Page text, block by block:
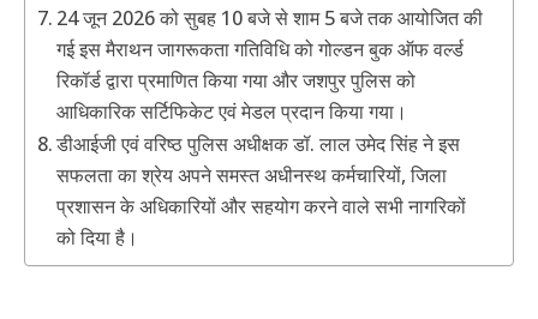
24 जून 2026 को सुबह 10 बजे से शाम 5 बजे तक आयोजित की
गई इस मैराथन जागरूकता गतिविधि को गोल्डन बुक ऑफ वर्ल्ड
रिकॉर्ड द्वारा प्रमाणित किया गया और जशपुर पुलिस को
आधिकारिक सर्टिफिकेट एवं मेडल प्रदान किया गया।
डीआईजी एवं वरिष्ठ पुलिस अधीक्षक डॉ. लाल उमेद सिंह ने इस
सफलता का श्रेय अपने समस्त अधीनस्थ कर्मचारियों, जिला
प्रशासन के अधिकारियों और सहयोग करने वाले सभी नागरिकों
को दिया है।